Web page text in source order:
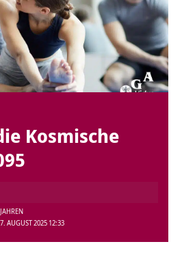
Kosmische
AUGUST 2025 12:33